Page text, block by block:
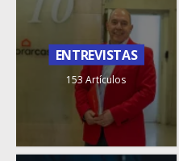
ENTREVISTAS
153 Artículos